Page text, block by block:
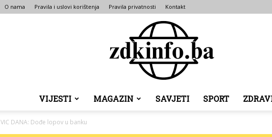
O nama Pravila i uslovi korištenja Pravila privatnosti Kontakt
VIJESTI MAGAZIN SAVJETI SPORT
VIC DANA: Dođe lopov u banku